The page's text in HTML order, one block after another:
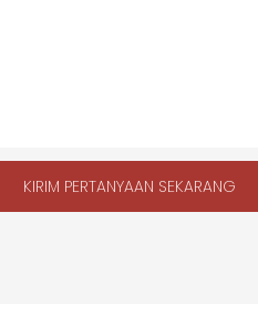
KIRIM PERTANYAAN SEKARANG